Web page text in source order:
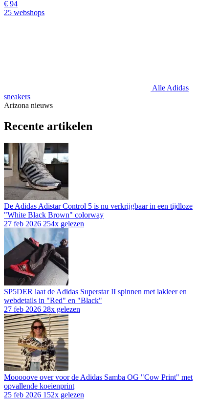
€ 94
25 webshops
Alle Adidas
sneakers
Arizona nieuws
Recente artikelen
De Adidas Adistar Control 5 is nu verkrijgbaar in een tijdloze
"White Black Brown" colorway
27 feb 2026 254x gelezen
SP5DER laat de Adidas Superstar II spinnen met lakleer en
webdetails in "Red" en "Black"
27 feb 2026 28x gelezen
Mooooove over voor de Adidas Samba OG "Cow Print" met
opvallende koeienprint
25 feb 2026 152x gelezen